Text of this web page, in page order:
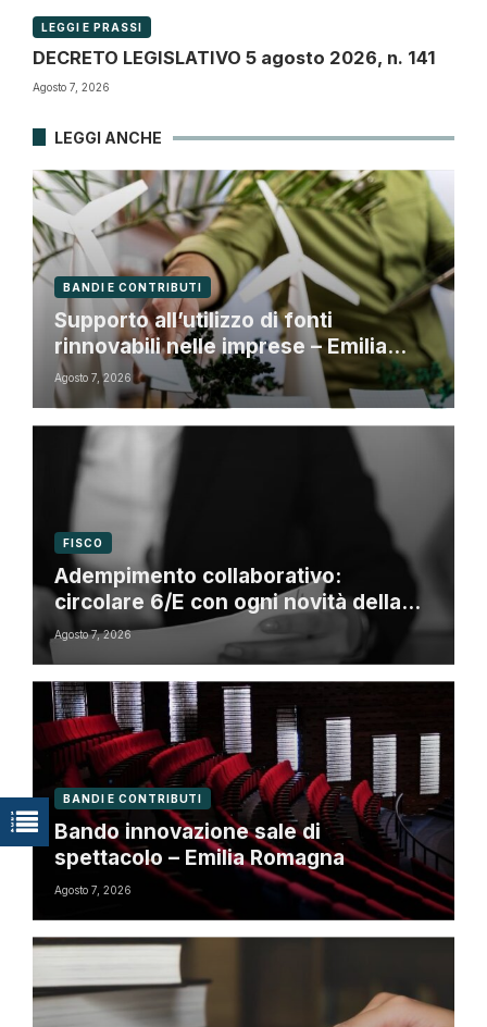
LEGGI E PRASSI
DECRETO LEGISLATIVO 5 agosto 2026, n. 141
Agosto 7, 2026
LEGGI ANCHE
BANDI E CONTRIBUTI
Supporto all’utilizzo di fonti
rinnovabili nelle imprese – Emilia
Romagna
Agosto 7, 2026
FISCO
Adempimento collaborativo:
circolare 6/E con ogni novità della
riforma fiscale
Agosto 7, 2026
BANDI E CONTRIBUTI
Bando innovazione sale di
spettacolo – Emilia Romagna
Agosto 7, 2026